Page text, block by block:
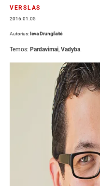
VERSLAS
2016.01.05
Autorius: Ieva Drungilaitė
Temos: Pardavimai, Vadyba.